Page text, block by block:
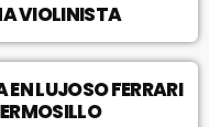
VIOLINISTA
EN LUJOSO FERRARI